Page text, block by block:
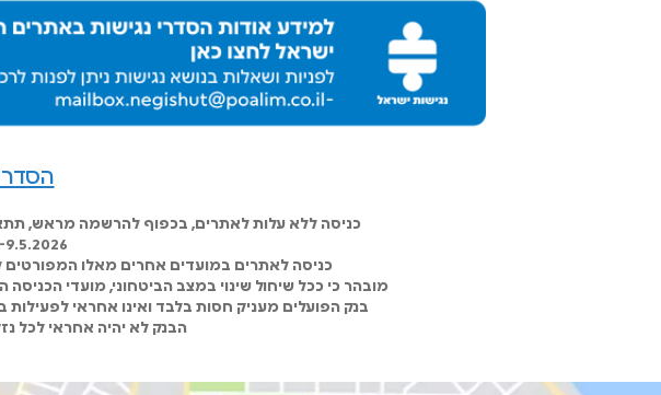
כניסה ללא עלות לאתרים, בכפוף להרשמה מראש,
, 15-16.5.2026 , 29-30.5.2026
כניסה לאתרים במועדים אחרים מאלו
מובהר כי ככל שיחול שינוי במצב הביטחוני, מועדי
בנק הפועלים מעניק חסות בלבד ואינו אחראי
הבנק לא יהיה אחראי לכל